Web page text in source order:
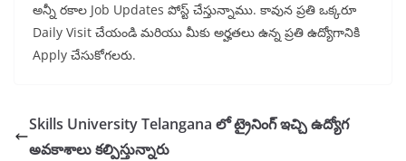
అన్నీ రకాల Job Updates పోస్ట్ చేస్తున్నాము. కావున ప్రతి ఒక్కరూ
Daily Visit చేయండి మరియు మీకు అర్హతలు ఉన్న ప్రతి ఉద్యోగానికి
Apply చేసుకోగలరు.
Skills University Telangana లో ట్రైనింగ్ ఇచ్చి ఉద్యోగ
అవకాశాలు కల్పిస్తున్నారు